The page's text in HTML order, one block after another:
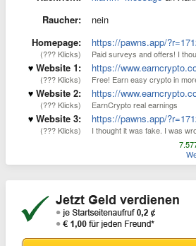
Raucher:
nein
Homepage:
(??? Klicks)
https://pawns.app/
Paid surveys and offers! I
Website 1:
(??? Klicks)
https://
Free! Earn easy crypto in
Website 2:
(??? Klicks)
https://
EarnCrypto real earnings
Website 3:
(??? Klicks)
https://pawns.app/
I thought it was fake. I was